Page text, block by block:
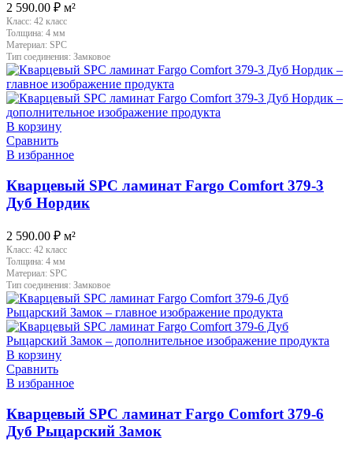
2 590.00 ₽ м²
Класс: 42 класс
Толщина: 4 мм
Материал: SPC
Тип соединения: Замковое
В корзину
Сравнить
В избранное
Кварцевый SPC ламинат Fargo Comfort 379-3
Дуб Нордик
2 590.00 ₽ м²
Класс: 42 класс
Толщина: 4 мм
Материал: SPC
Тип соединения: Замковое
В корзину
Сравнить
В избранное
Кварцевый SPC ламинат Fargo Comfort 379-6
Дуб Рыцарский Замок